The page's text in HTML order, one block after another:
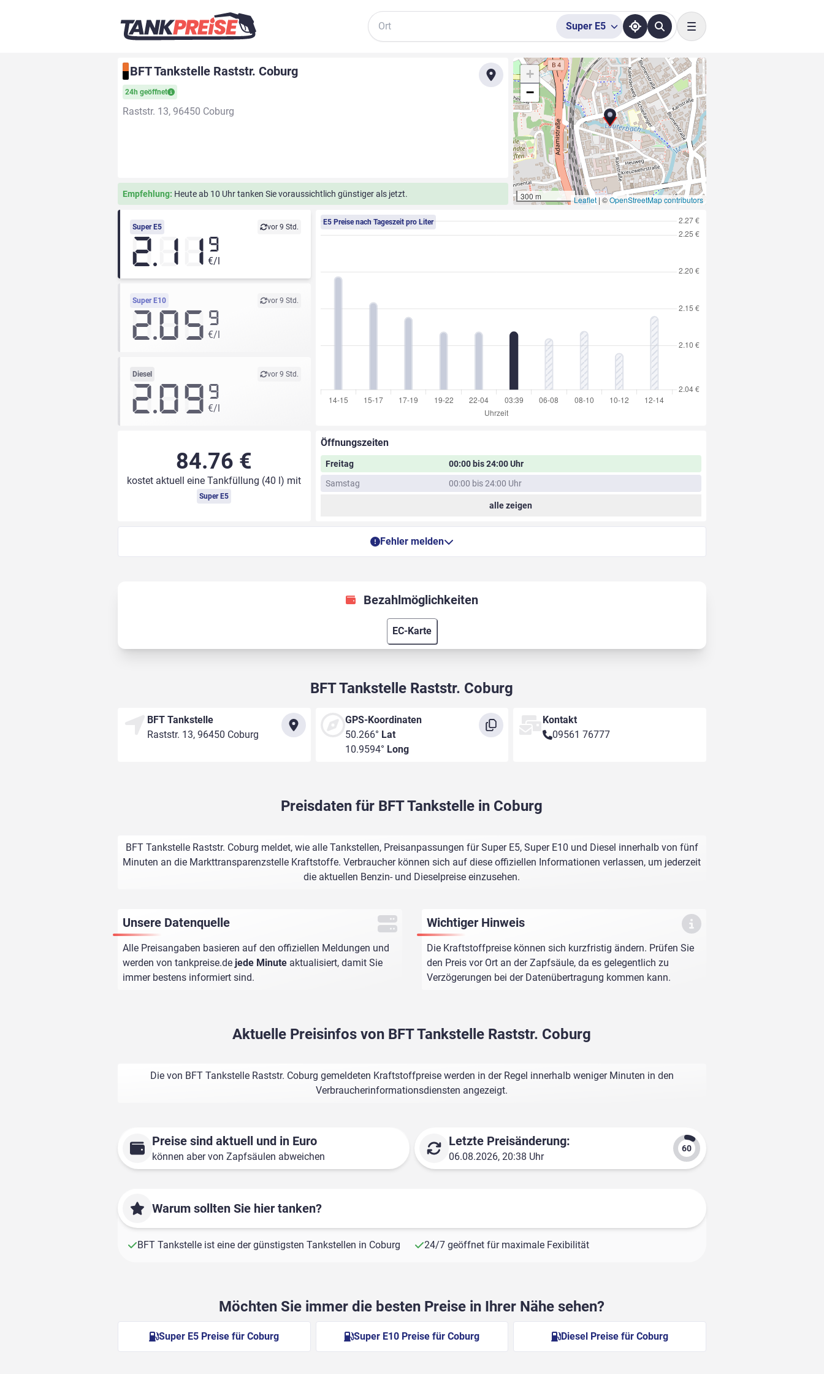
Suche
Super E5
Toggle navigation
BFT Tankstelle Raststr. Coburg
24h geöffnet
Raststr. 13, 96450 Coburg
Empfehlung: Heute ab 10 Uhr tanken Sie voraussichtlich günstiger als jetzt.
+
−
300 m Leaflet |©OpenStreetMap contributors
Super E5 vor 9 Std.
2.11 9
€/l
Super E10 vor 9 Std.
2.05 9
€/l
Diesel vor 9 Std.
2.09 9
€/l
E5 Preise nach Tageszeit pro Liter
84.76 €
kostet aktuell eine Tankfüllung (40 l) mit
Super E5
Öffnungszeiten
Freitag
00:00 bis 24:00 Uhr
Samstag
00:00 bis 24:00 Uhr
alle zeigen
Fehler melden
Bezahlmöglichkeiten
EC-Karte
BFT Tankstelle Raststr. Coburg
BFT Tankstelle
Raststr. 13, 96450 Coburg
GPS-Koordinaten
50.266° Lat
10.9594° Long
Kontakt
09561 76777
Preisdaten für BFT Tankstelle in Coburg
BFT Tankstelle Raststr. Coburg meldet, wie alle Tankstellen, Preisanpassungen für Super E5, Super E10 und Diesel innerhalb von fünf
Minuten an die Markttransparenzstelle Kraftstoffe. Verbraucher können sich auf diese offiziellen Informationen verlassen, um jederzeit
die aktuellen Benzin- und Dieselpreise einzusehen.
Unsere Datenquelle
Alle Preisangaben basieren auf den offiziellen Meldungen und
werden von tankpreise.de jede Minute aktualisiert, damit Sie
immer bestens informiert sind.
Wichtiger Hinweis
Die Kraftstoffpreise können sich kurzfristig ändern. Prüfen Sie
den Preis vor Ort an der Zapfsäule, da es gelegentlich zu
Verzögerungen bei der Datenübertragung kommen kann.
Aktuelle Preisinfos von BFT Tankstelle Raststr. Coburg
Die von BFT Tankstelle Raststr. Coburg gemeldeten Kraftstoffpreise werden in der Regel innerhalb weniger Minuten in den
Verbraucherinformationsdiensten angezeigt.
Preise sind aktuell und in Euro
können aber von Zapfsäulen abweichen
Letzte Preisänderung:
06.08.2026, 20:38 Uhr
Warum sollten Sie hier tanken?
BFT Tankstelle ist eine der günstigsten Tankstellen in Coburg 24/7 geöffnet für maximale Fexibilität
Möchten Sie immer die besten Preise in Ihrer Nähe sehen?
Super E5 Preise für Coburg Super E10 Preise für Coburg Diesel Preise für Coburg